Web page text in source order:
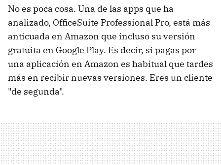
No es poca cosa. Una de las apps que ha
analizado, OfficeSuite Professional Pro, está más
anticuada en Amazon que incluso su versión
gratuita en Google Play. Es decir, si pagas por
una aplicación en Amazon es habitual que tardes
más en recibir nuevas versiones. Eres un cliente
"de segunda".